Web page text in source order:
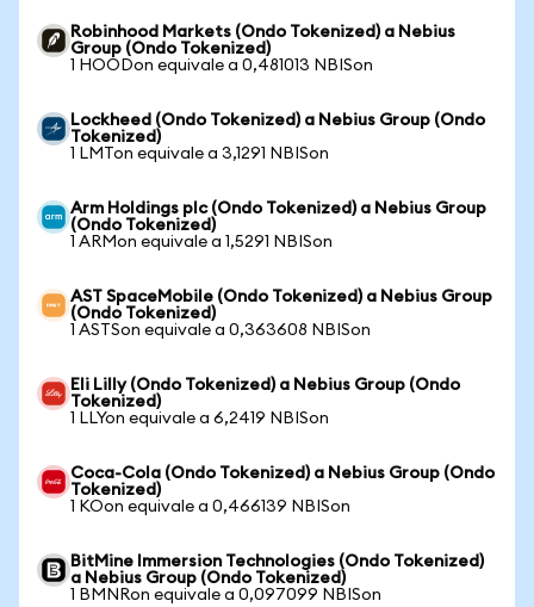
Robinhood Markets (Ondo Tokenized) a Nebius
Group (Ondo Tokenized)
1 HOODon equivale a 0,481013 NBISon
Lockheed (Ondo Tokenized) a Nebius Group (Ondo
Tokenized)
1 LMTon equivale a 3,1291 NBISon
Arm Holdings plc (Ondo Tokenized) a Nebius Group
(Ondo Tokenized)
1 ARMon equivale a 1,5291 NBISon
AST SpaceMobile (Ondo Tokenized) a Nebius Group
(Ondo Tokenized)
1 ASTSon equivale a 0,363608 NBISon
Eli Lilly (Ondo Tokenized) a Nebius Group (Ondo
Tokenized)
1 LLYon equivale a 6,2419 NBISon
Coca-Cola (Ondo Tokenized) a Nebius Group (Ondo
Tokenized)
1 KOon equivale a 0,466139 NBISon
BitMine Immersion Technologies (Ondo Tokenized)
a Nebius Group (Ondo Tokenized)
1 BMNRon equivale a 0,097099 NBISon